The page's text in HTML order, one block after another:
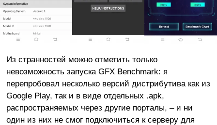
Из странностей можно отметить только
невозможность запуска GFX Benchmark: я
перепробовал несколько версий дистрибутива как из
Google Play, так и в виде отдельных .apk,
распространяемых через другие порталы, – и ни
один из них не смог подключиться к серверу для